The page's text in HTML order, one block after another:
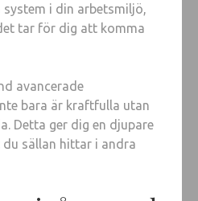
i din arbetsmiljö,
tar för dig att komma
avancerade
bara är kraftfulla utan
Detta ger dig en djupare
sällan hittar i andra